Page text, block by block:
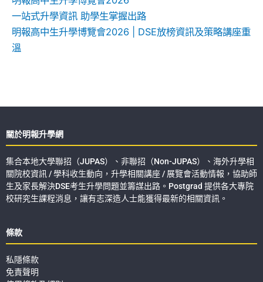
一站式升學資訊 助學生掌握出路
明報高中生升學博覽會2026 | DSE放榜資訊及策略講座重
溫
關於明報升學網
集合本地大學聯招（JUPAS）、非聯招（Non-JUPAS）、海外升學相
關院校資訊 / 學科收生動向，升學相關講座 / 展覽會活動情報，協助師
生及家長解決DSE考生升學問題並籌謀出路。Postgrad 提供各大專院
校研究生課程消息，讓有志深造人士能獲得最新的相關資訊。
條款
私隱條款
免責聲明